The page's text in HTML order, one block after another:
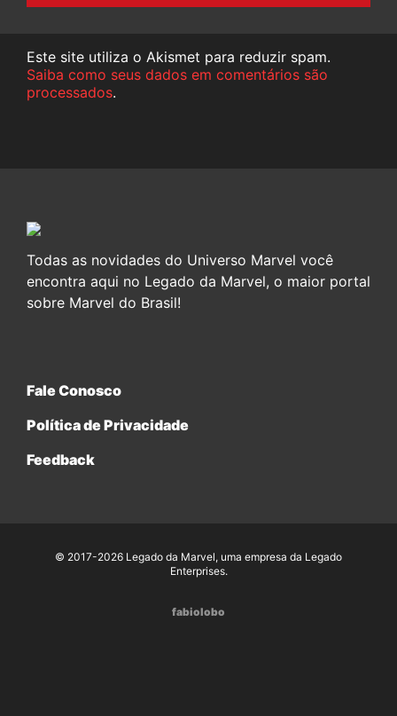
Este site utiliza o Akismet para reduzir spam.
Saiba como seus dados em comentários são
processados.
Todas as novidades do Universo Marvel você
encontra aqui no Legado da Marvel, o maior portal
sobre Marvel do Brasil!
Fale Conosco
Política de Privacidade
Feedback
© 2017-2026 Legado da Marvel, uma empresa da Legado
Enterprises.
fabiolobo